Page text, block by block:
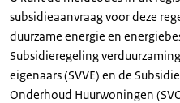
subsidieaanvraag voor deze
duurzame energie en
Subsidieregeling
eigenaars (SVVE) en de
Onderhoud Huurwoningen